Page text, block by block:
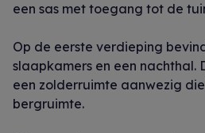
een sas met toegang tot de
Op de eerste verdieping
slaapkamers en een nachthal.
een zolderruimte aanwezig
bergruimte.